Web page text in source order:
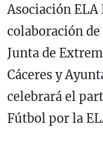
Asociación
colaboración
Junta de
Cáceres y
celebrará el
Fútbol por la